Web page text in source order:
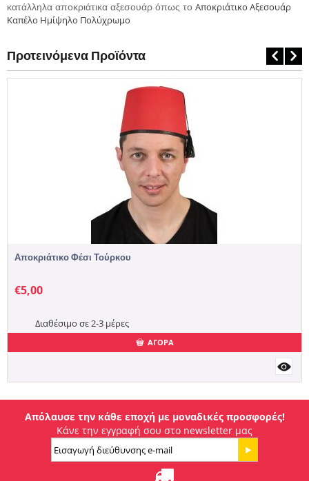
κατάλληλα αποκριάτικα αξεσουάρ όπως το Αποκριάτικο Αξεσουάρ
Καπέλο Ημίψηλο Πολύχρωμο
Προτεινόμενα Προϊόντα
Αποκριάτικο Φέσι Τούρκου
€5,00
Διαθέσιμο σε 2-3 μέρες
ΑΓΟΡΑ
Απόλαυσε την κάθε εποχή με μοναδικές προσφορές!
Κάνε την εγγραφή σου στο newsletter μας